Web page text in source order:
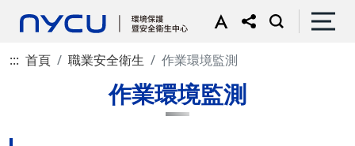
::: 首頁 職業安全衛生 作業環境監測
作業環境監測